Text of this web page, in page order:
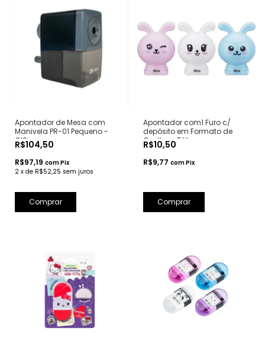
Apontador de Mesa com
Manivela PR-01 Pequeno -
CIS
R$104,50
R$97,19 comPix
2 x de R$52,25 sem juros
Apontador com1 Furo c/
depósito em Formato de
Coelho - Tilibra
R$10,50
R$9,77 comPix
Comprar